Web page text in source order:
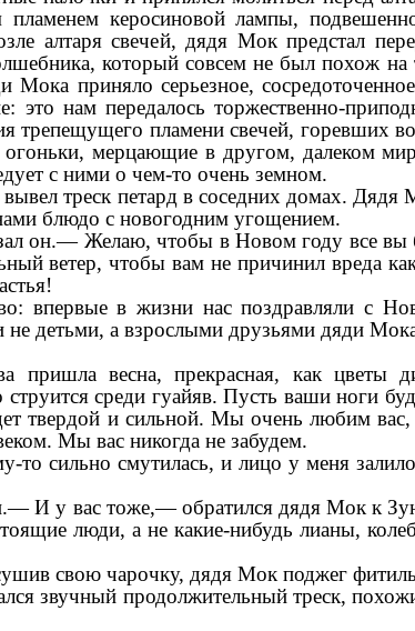
керосиновой лампы,
алтаря свечей, дядя Мок предстал
который совсем не был похож
приняло серьезное,
это нам передалось торжественно-
трепещущего пламени свечей, горевших
мерцающие в другом, далеком
с ними о чем-то очень земном.
треск петард в соседних домах. Дядя
блюдо с новогодним угощением.
он.— Желаю, чтобы в Новом году все вы
ветер, чтобы вам не причинил вреда
впервые в жизни нас поздравляли с
детьми, а взрослыми друзьями дяди
весна, прекрасная, как цветы
среди гуайяв. Пусть ваши ноги
твердой и сильной. Мы очень любим вас,
Мы вас никогда не забудем.
то сильно смутилась, и лицо у меня
И у вас тоже,— обратился дядя Мок к
люди, а не какие-нибудь лианы,
свою чарочку, дядя Мок поджег
звучный продолжительный треск,